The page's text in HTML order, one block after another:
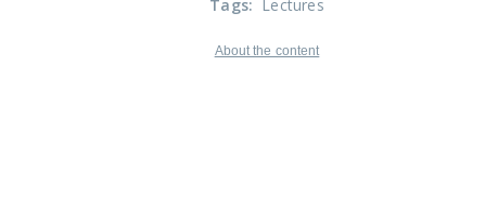
Tags: Lectures
About the content